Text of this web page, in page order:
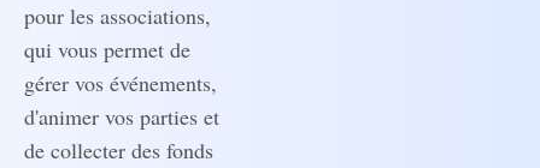
pour les associations,
qui vous permet de
gérer vos événements,
d'animer vos parties et
de collecter des fonds